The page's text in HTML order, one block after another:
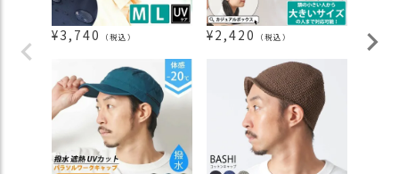
¥3,740 （税込） ¥2,420 （税込） ¥